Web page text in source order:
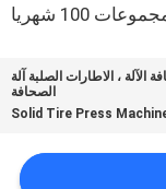
100 شهريا
الآلة ، الاطارات الصلبة آلة
الصحافة
Solid Tire Press